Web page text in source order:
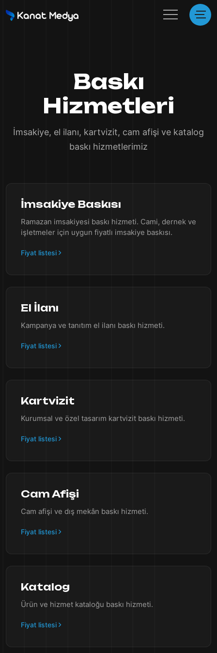
Baskı
Hizmetleri
İmsakiye, el ilanı, kartvizit, cam afişi ve katalog
baskı hizmetlerimiz
İmsakiye Baskısı
Ramazan imsakiyesi baskı hizmeti. Cami, dernek ve
işletmeler için uygun fiyatlı imsakiye baskısı.
Fiyat listesi
El İlanı
Kampanya ve tanıtım el ilanı baskı hizmeti.
Fiyat listesi
Kartvizit
Kurumsal ve özel tasarım kartvizit baskı hizmeti.
Fiyat listesi
Cam Afişi
Cam afişi ve dış mekân baskı hizmeti.
Fiyat listesi
Katalog
Ürün ve hizmet kataloğu baskı hizmeti.
Fiyat listesi